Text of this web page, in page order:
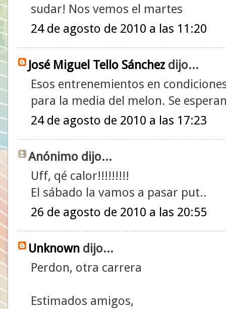
sudar! Nos vemos el martes
24 de agosto de 2010 a las 11:20
José Miguel Tello Sánchez dijo...
Esos entrenemientos en
para la media del melon. Se
24 de agosto de 2010 a las 17:23
Anónimo dijo...
Uff, qé calor!!!!!!!!!
El sábado la vamos a pasar put..
26 de agosto de 2010 a las 20:55
Unknown dijo...
Perdon, otra carrera
Estimados amigos,